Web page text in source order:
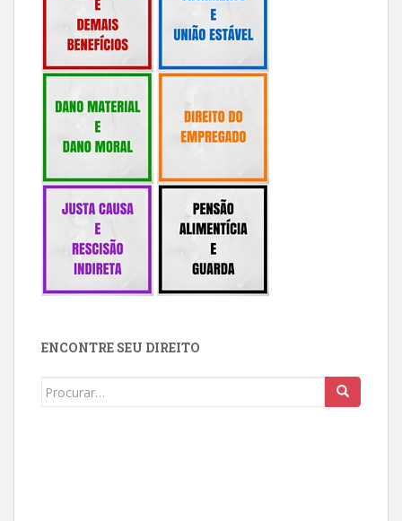
ENCONTRE SEU DIREITO
Buscar: